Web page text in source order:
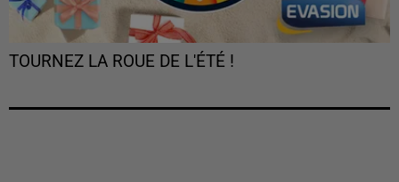
TOURNEZ LA ROUE DE L'ÉTÉ !